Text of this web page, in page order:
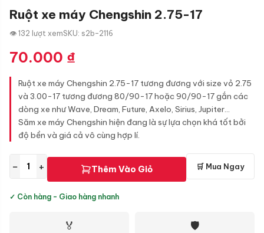
Ruột xe máy Chengshin 2.75-17
👁 132 lượt xemSKU: s2b-2116
70.000 ₫
Ruột xe máy Chengshin 2.75-17 tương đương với size vỏ 2.75
và 3.00-17 tương đương 80/90-17 hoặc 90/90-17 gắn các
dòng xe như Wave, Dream, Future, Axelo, Sirius, Jupiter...
Săm xe máy Chengshin hiện đang là sự lựa chọn khá tốt bởi
độ bền và giá cả vô cùng hợp lí.
− + Thêm Vào Giỏ 🛒 Mua Ngay
✓ Còn hàng - Giao hàng nhanh
🏅 🛡